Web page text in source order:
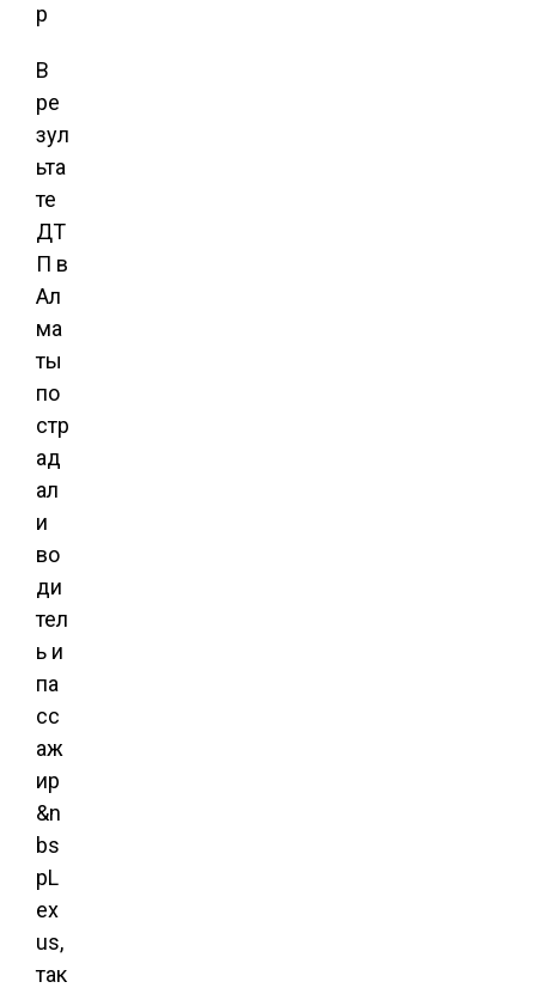
p
В
ре
зул
ьта
те
ДТ
П в
Ал
ма
ты
по
стр
ад
ал
и
во
ди
тел
ь и
па
сс
аж
ир
&n
bs
pL
ex
us,
так